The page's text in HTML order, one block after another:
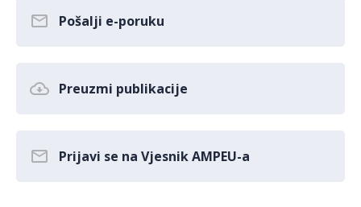
Pošalji e-poruku
Preuzmi publikacije
Prijavi se na Vjesnik AMPEU-a